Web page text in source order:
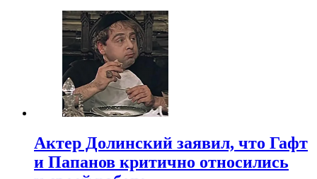
Актер Долинский заявил, что Гафт
и Папанов критично относились